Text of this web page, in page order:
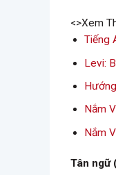
<>Xem
Tiếng
Levi:
Nắm
Nắm
Tân ngữ